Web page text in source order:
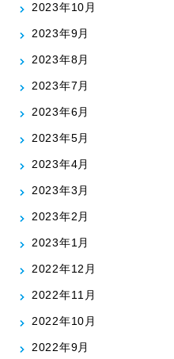
2023年10月
2023年9月
2023年8月
2023年7月
2023年6月
2023年5月
2023年4月
2023年3月
2023年2月
2023年1月
2022年12月
2022年11月
2022年10月
2022年9月